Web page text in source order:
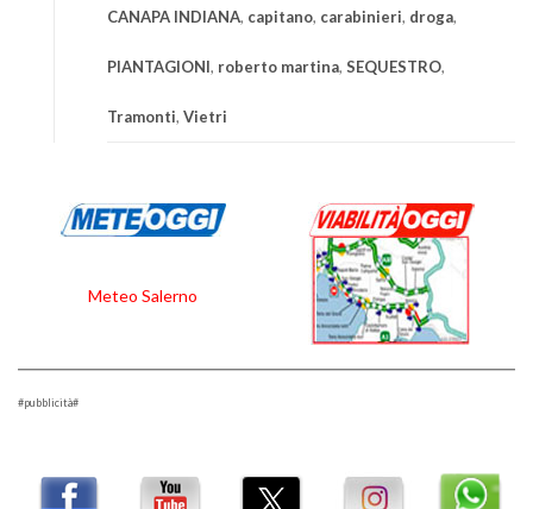
CANAPA INDIANA, capitano, carabinieri, droga,
PIANTAGIONI, roberto martina, SEQUESTRO,
Tramonti, Vietri
Meteo Salerno
#pubblicità#